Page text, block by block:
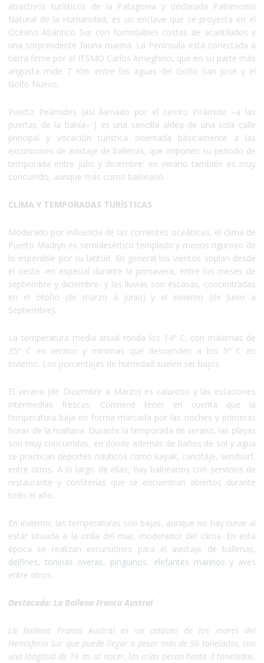
atractivos turísticos de la Patagonia y declarada Patrimonio
Natural de la Humanidad, es un enclave que se proyecta en el
Océano Atlántico Sur con formidables costas de acantilados y
una sorprendente fauna marina. La Península está conectada a
tierra firme por el ITSMO Carlos Ameghino, que en su parte más
angosta mide 7 Km. entre las aguas del Golfo San José y el
Golfo Nuevo.
Puerto Pirámides (así llamado por el cerrito Pirámide –a las
puertas de la bahía– ) es una sencilla aldea de una sola calle
principal y vocación turística orientada básicamente a las
excursiones de avistaje de ballenas, que imponen su período de
temporada entre julio y diciembre: en verano también es muy
concurrido, aunque más como balneario.
CLIMA Y TEMPORADAS TURÍSTICAS
Moderado por influencia de las corrientes oceánicas, el clima de
Puerto Madryn es semidesértico templado y menos riguroso de
lo esperable por su latitud. En general los vientos soplan desde
el oeste -en especial durante la primavera, entre los meses de
septiembre y diciembre- y las lluvias son escasas, concentradas
en el otoño (de marzo a junio) y el invierno (de Junio a
Septiembre).
La temperatura media anual ronda los 14º C, con máximas de
35º C en verano y mínimas que descienden a los 5º C en
invierno. Los porcentajes de humedad suelen ser bajos.
El verano (de Diciembre a Marzo) es caluroso y las estaciones
intermedias frescas. Conviene tener en cuenta que la
temperatura baja en forma marcada por las noches y primeras
horas de la mañana. Durante la temporada de verano, las playas
son muy concurridas, en donde además de baños de sol y agua
se practican deportes náuticos como kayak, canotaje, windsurf,
entre otros. A lo largo de ellas, hay balnearios con servicios de
restaurante y confiterías que se encuentran abiertos durante
todo el año.
En invierno, las temperaturas son bajas, aunque no hay nieve al
estar situada a la orilla del mar, moderador del clima. En esta
época se realizan excursiones para el avistaje de ballenas,
delfines, toninas overas, pingüinos, elefantes marinos y aves
entre otros.
Destacado: La Ballena Franca Austral
La Ballena Franca Austral es un cetáceo de los mares del
Hemisferio Sur que puede llegar a pesar más de 50 toneladas, con
una longitud de 16 m; al nacer, las crías pesan hasta 3 toneladas.